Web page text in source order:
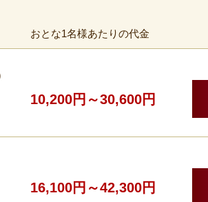
おとな1名様あたりの代金
10,200円～30,600円
16,100円～42,300円